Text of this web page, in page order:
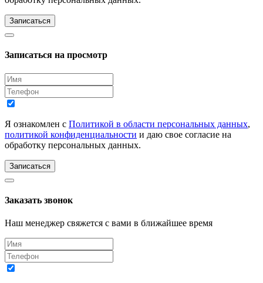
Записаться
Записаться на просмотр
Я ознакомлен с Политикой в области персональных данных,
политикой конфиденциальности и даю свое согласие на
обработку персональных данных.
Записаться
Заказать звонок
Наш менеджер свяжется с вами в ближайшее время